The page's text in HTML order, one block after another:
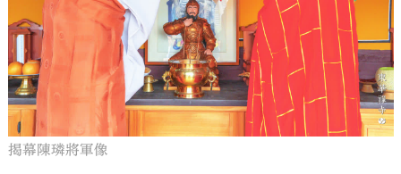
揭幕陳璘將軍像